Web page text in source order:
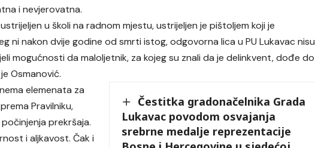
i nevjerovatna.
u školi na radnom mjestu, ustrijeljen je pištoljem koji je
ni nakon dvije godine od smrti istog, odgovorna lica u PU Lukavac nisu
mogućnosti da maloljetnik, za kojeg su znali da je delinkvent, dođe do
Osmanović.
Čestitka gradonačelnika Grada
Lukavac povodom osvajanja
srebrne medalje reprezentacije
elemenata za
Pravilniku,
prekršaja.
i aljkavost. Čak i